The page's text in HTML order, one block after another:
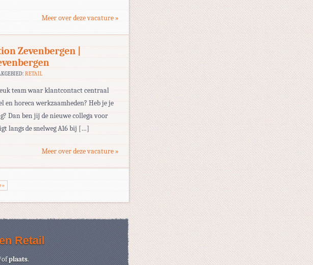
Meer over deze vacature »
Zevenbergen |
RETAIL
team waar klantcontact centraal
en horeca werkzaamheden? Heb je je
Dan ben jij de nieuwe collega voor
langs de snelweg A16 bij […]
Meer over deze vacature »
»
Retail
plaats.